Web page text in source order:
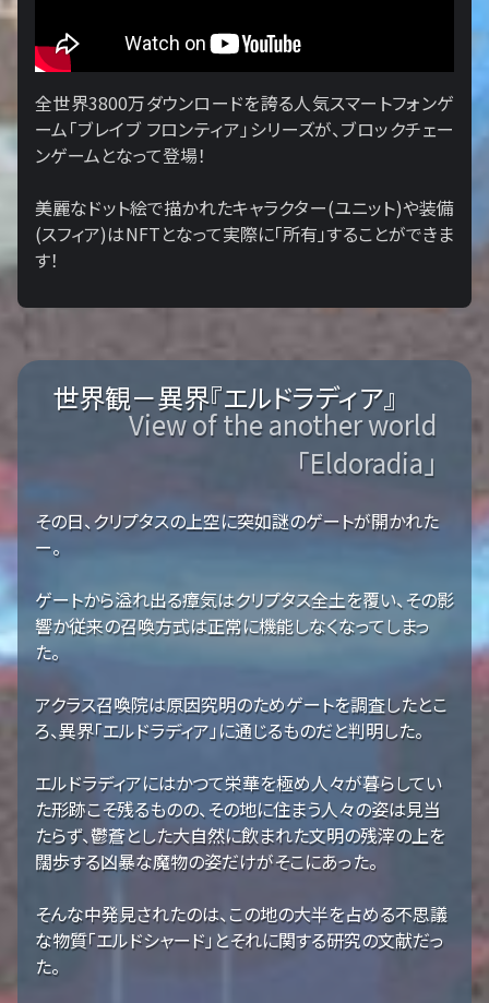
全世界3800万ダウンロードを誇る人気スマートフォンゲ
ーム「ブレイブ フロンティア」シリーズが、ブロックチェー
ンゲームとなって登場！
美麗なドット絵で描かれたキャラクター(ユニット)や装備
(スフィア)はNFTとなって実際に「所有」することができま
す！
世界観－異界『エルドラディア』
View of the another world
「Eldoradia」
その日、クリプタスの上空に突如謎のゲートが開かれた
ー。
ゲートから溢れ出る瘴気はクリプタス全土を覆い、その影
響か従来の召喚方式は正常に機能しなくなってしまっ
た。
アクラス召喚院は原因究明のためゲートを調査したとこ
ろ、異界「エルドラディア」に通じるものだと判明した。
エルドラディアにはかつて栄華を極め人々が暮らしてい
た形跡こそ残るものの、その地に住まう人々の姿は見当
たらず、鬱蒼とした大自然に飲まれた文明の残滓の上を
闊歩する凶暴な魔物の姿だけがそこにあった。
そんな中発見されたのは、この地の大半を占める不思議
な物質「エルドシャード」とそれに関する研究の文献だっ
た。